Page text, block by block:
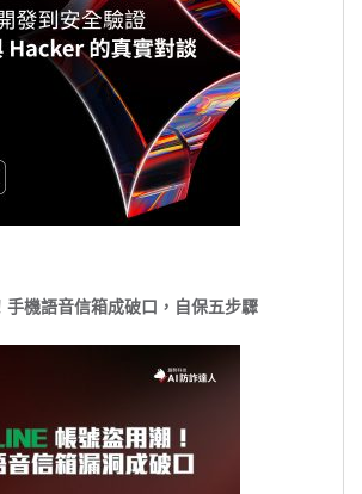
機語音信箱成破口，自保五步驟